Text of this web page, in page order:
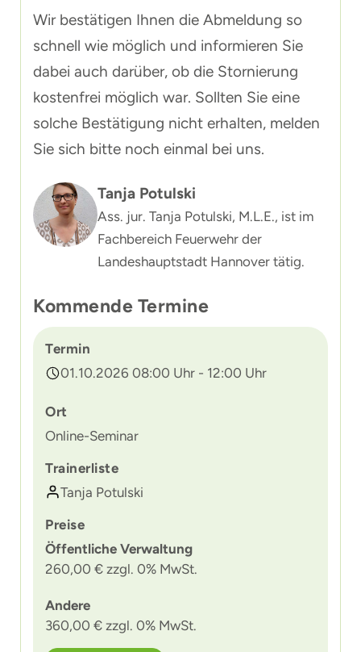
Wir bestätigen Ihnen die Abmeldung so
schnell wie möglich und informieren Sie
dabei auch darüber, ob die Stornierung
kostenfrei möglich war. Sollten Sie eine
solche Bestätigung nicht erhalten, melden
Sie sich bitte noch einmal bei uns.
Tanja Potulski
Ass. jur. Tanja Potulski, M.L.E., ist im
Fachbereich Feuerwehr der
Landeshauptstadt Hannover tätig.
Kommende Termine
Termin
01.10.2026 08:00 Uhr - 12:00 Uhr
Ort
Online-Seminar
Trainerliste
Tanja Potulski
Preise
Öffentliche Verwaltung
260,00 € zzgl. 0% MwSt.
Andere
360,00 € zzgl. 0% MwSt.